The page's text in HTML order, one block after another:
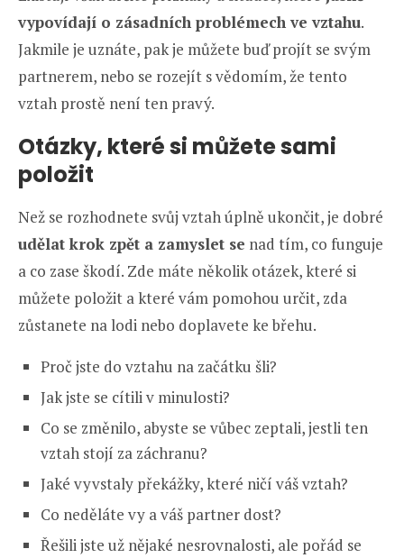
vypovídají o zásadních problémech ve vztahu.
Jakmile je uznáte, pak je můžete buď projít se svým
partnerem, nebo se rozejít s vědomím, že tento
vztah prostě není ten pravý.
Otázky, které si můžete sami
položit
Než se rozhodnete svůj vztah úplně ukončit, je dobré
udělat krok zpět a zamyslet se nad tím, co funguje
a co zase škodí. Zde máte několik otázek, které si
můžete položit a které vám pomohou určit, zda
zůstanete na lodi nebo doplavete ke břehu.
Proč jste do vztahu na začátku šli?
Jak jste se cítili v minulosti?
Co se změnilo, abyste se vůbec zeptali, jestli ten
vztah stojí za záchranu?
Jaké vyvstaly překážky, které ničí váš vztah?
Co neděláte vy a váš partner dost?
Řešili jste už nějaké nesrovnalosti, ale pořád se